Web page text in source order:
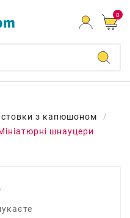
0
з капюшоном
шнауцери